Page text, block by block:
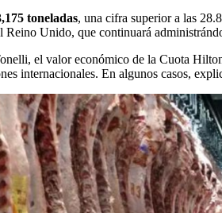
toneladas, una cifra superior a las
Unido, que continuará
el valor económico de la Cuota
internacionales. En algunos casos,